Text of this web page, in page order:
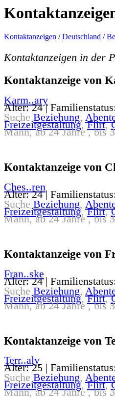
Kontaktanzeigen /Deutschland /
Kontaktanzeigen in der
Kontaktanzeige von
Karm..ary
Alter: 24 |
Suche Beziehung,
Freizeitgestaltung,Flirt,
Mann, ab 24 Jahre , bis
Kontaktanzeige von
Ches..ren
Alter: 24 |
Suche Beziehung,
Freizeitgestaltung,Flirt,
Mann, ab 24 Jahre , bis
Kontaktanzeige von
Fran..ske
Alter: 24 |
Suche Beziehung,
Freizeitgestaltung,Flirt,
Mann, ab 24 Jahre , bis
Kontaktanzeige von
Terr..aly
Alter: 25 |
Suche Beziehung,
Freizeitgestaltung,Flirt,
Mann, ab 24 Jahre , bis